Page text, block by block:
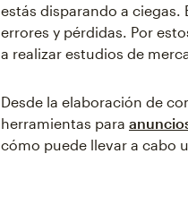
estás disparando a
errores y pérdidas. Por
a realizar estudios de
Desde la elaboración de
herramientas para
cómo puede llevar a cabo